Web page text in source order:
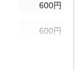
600円
600円